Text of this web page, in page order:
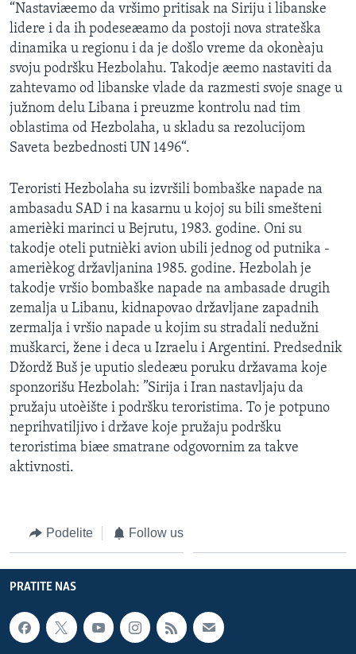
“Nastaviæemo da vršimo pritisak na Siriju i libanske
lidere i da ih podeseæamo da postoji nova strateška
dinamika u regionu i da je došlo vreme da okonèaju
svoju podršku Hezbolahu. Takodje æemo nastaviti da
zahtevamo od libanske vlade da razmesti svoje snage u
južnom delu Libana i preuzme kontrolu nad tim
oblastima od Hezbolaha, u skladu sa rezolucijom
Saveta bezbednosti UN 1496“.
Teroristi Hezbolaha su izvršili bombaške napade na
ambasadu SAD i na kasarnu u kojoj su bili smešteni
amerièki marinci u Bejrutu, 1983. godine. Oni su
takodje oteli putnièki avion ubili jednog od putnika -
amerièkog državljanina 1985. godine. Hezbolah je
takodje vršio bombaške napade na ambasade drugih
zemalja u Libanu, kidnapovao državljane zapadnih
zermalja i vršio napade u kojim su stradali nedužni
muškarci, žene i deca u Izraelu i Argentini. Predsednik
Džordž Buš je uputio sledeæu poruku državama koje
sponzorišu Hezbolah: ”Sirija i Iran nastavljaju da
pružaju utoèište i podršku teroristima. To je potpuno
neprihvatiljivo i države koje pružaju podršku
teroristima biæe smatrane odgovornim za takve
aktivnosti.
Podelite Follow us
PRATITE NAS